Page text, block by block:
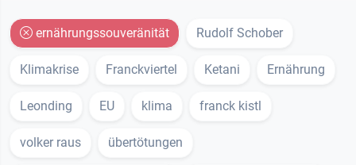
ernährungssouveränität Rudolf Schober
Klimakrise Franckviertel Ketani Ernährung
Leonding EU klima franck kistl
volker raus übertötungen